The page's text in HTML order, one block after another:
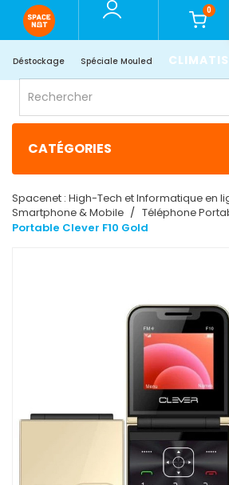
0
Déstockage Spéciale Mouled
CATÉGORIES
Spacenet : High-Tech et Informatique en
Smartphone & Mobile
Téléphone
Portable Clever F10 Gold